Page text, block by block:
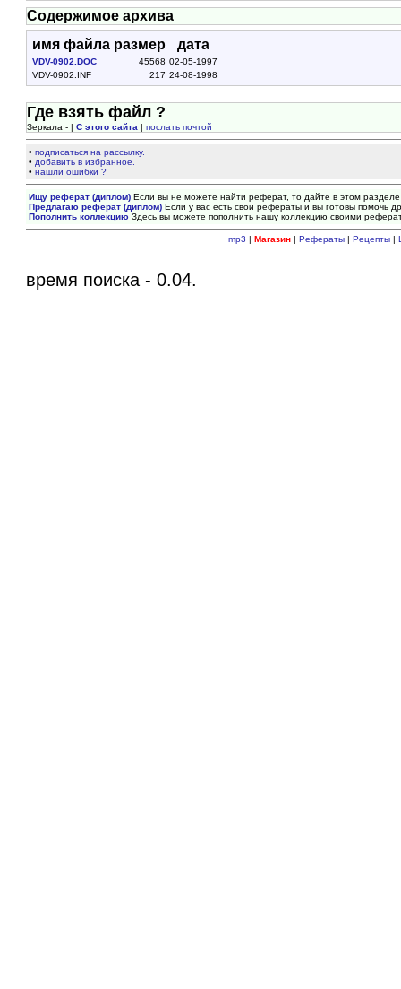
Содержимое архива
имя файла размер дата
VDV-0902.DOC 45568 02-05-1997
VDV-0902.INF
217 24-08-1998
Где взять файл ?
Зеркала - |С этого сайта |послать почтой
•подписаться на рассылку.
• добавить в избранное.
•нашли ошибки ?
Ищу реферат (диплом) Если вы не можете найти реферат, то дайте в этом
Предлагаю реферат (диплом) Если у вас есть свои рефераты и вы готовы помочь
Пополнить коллекцию Здесь вы можете пополнить нашу коллекцию своими
mp3 | Магазин| Рефераты| Рецепты|
время поиска - 0.04.